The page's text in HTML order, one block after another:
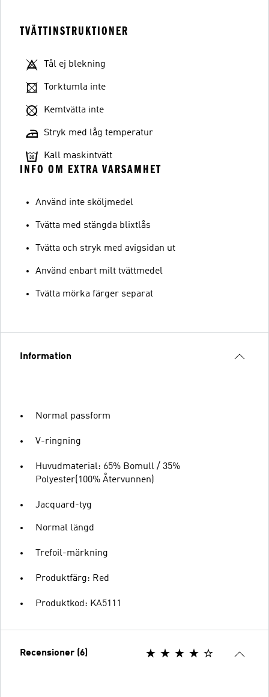
TVÄTTINSTRUKTIONER
Tål ej blekning
Torktumla inte
Kemtvätta inte
Stryk med låg temperatur
Kall maskintvätt
INFO OM EXTRA VARSAMHET
Använd inte sköljmedel
Tvätta med stängda blixtlås
Tvätta och stryk med avigsidan ut
Använd enbart milt tvättmedel
Tvätta mörka färger separat
Information
Normal passform
V-ringning
Huvudmaterial: 65% Bomull / 35%
Polyester(100% Återvunnen)
Jacquard-tyg
Normal längd
Trefoil-märkning
Produktfärg: Red
Produktkod: KA5111
Recensioner (6)